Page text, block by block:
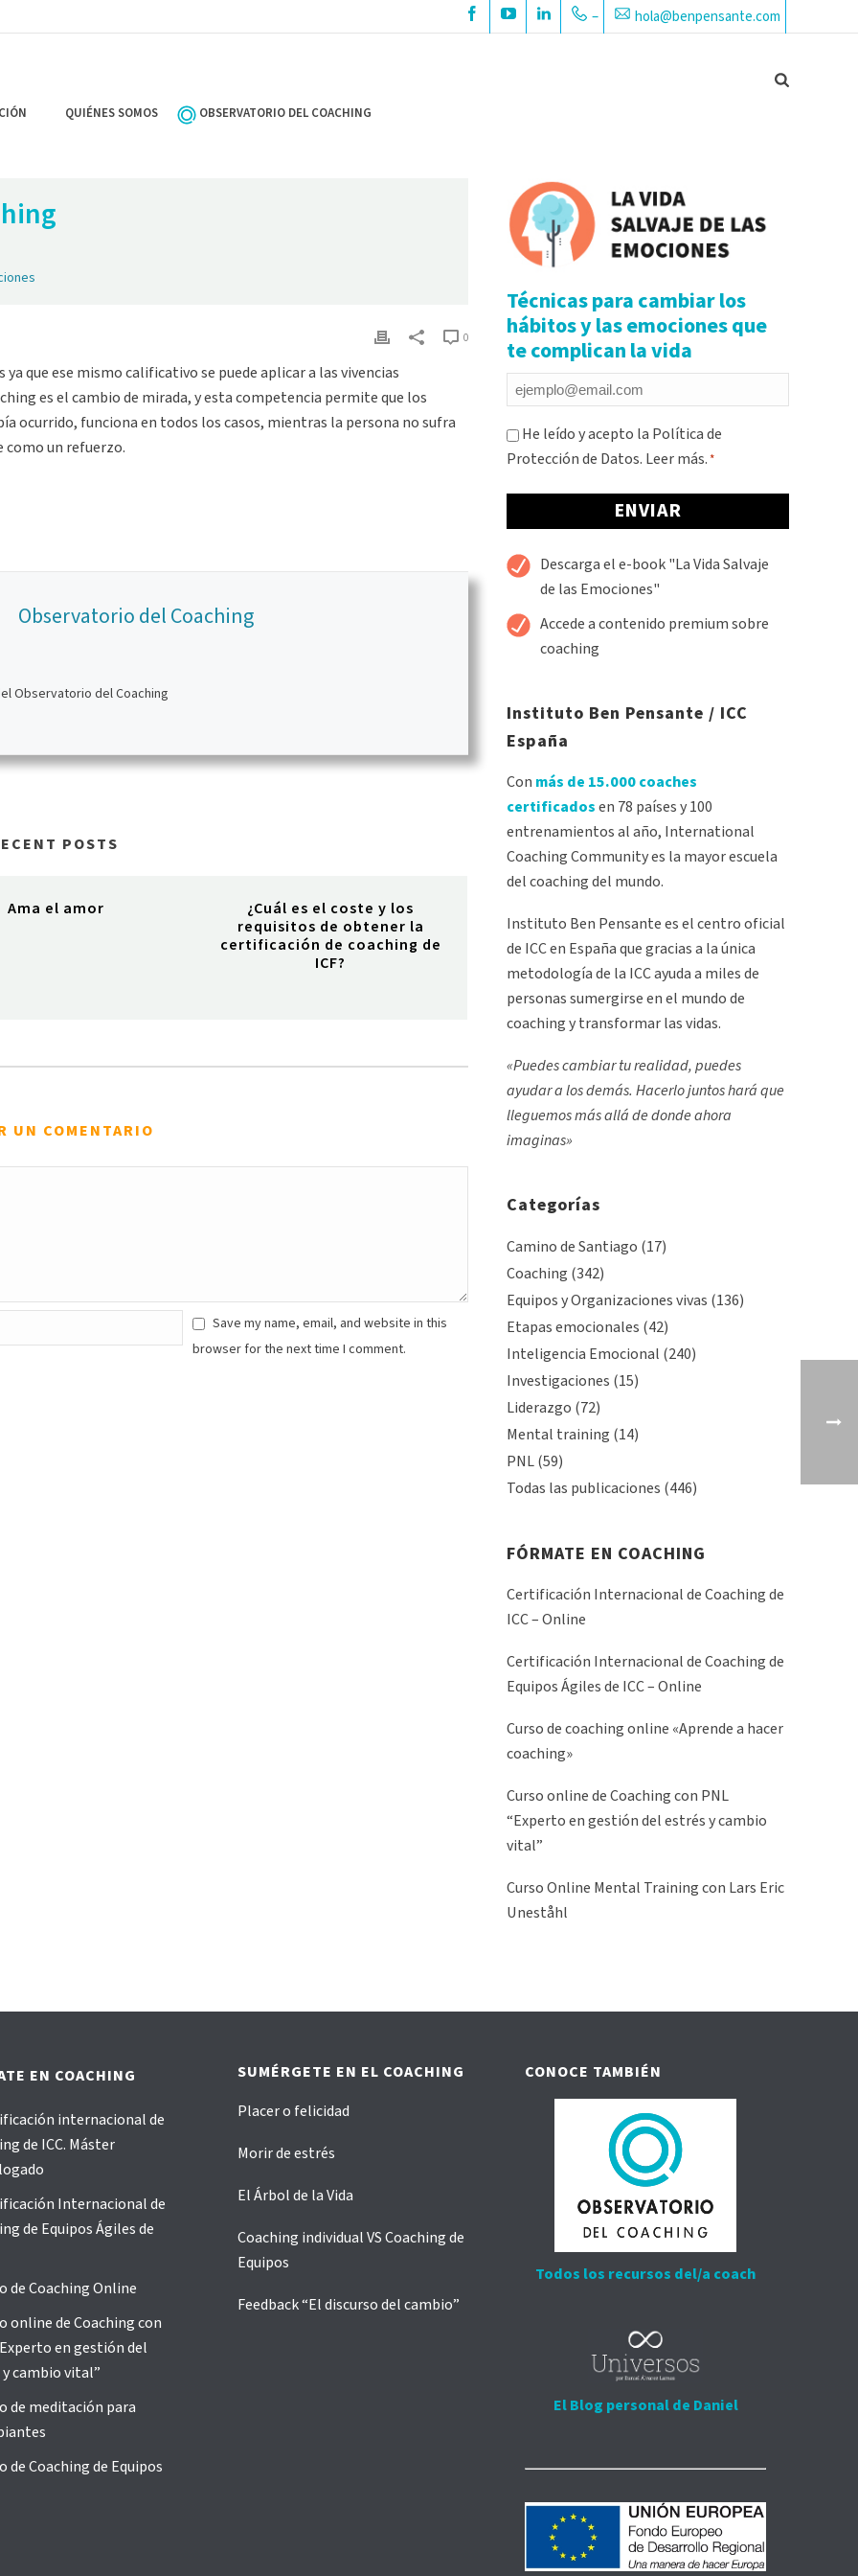
hola@benpensante.com
–
QUIÉNES SOMOS OBSERVATORIO DEL COACHING
0
que ese mismo calificativo se puede aplicar a las vivencias
es el cambio de mirada, y esta competencia permite que los
ocurrido, funciona en todos los casos, mientras la persona no sufra
como un refuerzo.
Observatorio del Coaching
Observatorio del Coaching
POSTS
Ama el amor
¿Cuál es el coste y los
requisitos de obtener la
certificación de coaching de
ICF?
UN COMENTARIO
Save my name, email, and website in this
browser for the next time I comment.
Técnicas para cambiar los
hábitos y las emociones que
te complican la vida
Email
*
Consentimiento
*
He leído y acepto la Política de
Protección de Datos. Leer más.*
Alternative:
Descarga el e-book "La Vida Salvaje
de las Emociones"
Accede a contenido premium sobre
coaching
Instituto Ben Pensante / ICC
España
Con más de 15.000 coaches
certificadosen 78 países y 100
entrenamientos al año, International
Coaching Community es la mayor escuela
del coaching del mundo.
Instituto Ben Pensante es el centro oficial
de ICC en España que gracias a la única
metodología de la ICC ayuda a miles de
personas sumergirse en el mundo de
coaching y transformar las vidas.
«Puedes cambiar tu realidad, puedes
ayudar a los demás. Hacerlo juntos hará que
lleguemos más allá de donde ahora
imaginas»
Categorías
Camino de Santiago (17)
Coaching (342)
Equipos y Organizaciones vivas (136)
Etapas emocionales (42)
Inteligencia Emocional (240)
Investigaciones (15)
Liderazgo (72)
Mental training (14)
PNL(59)
Todas las publicaciones (446)
FÓRMATE EN COACHING
Certificación Internacional de Coaching de
ICC – Online
Certificación Internacional de Coaching de
Equipos Ágiles de ICC – Online
Curso de coaching online «Aprende a hacer
coaching»
Curso online de Coaching con PNL
“Experto en gestión del estrés y cambio
vital”
Curso Online Mental Training con Lars Eric
Uneståhl
EN COACHING
internacional de
de ICC. Máster
Internacional de
de Equipos Ágiles de
de Coaching Online
online de Coaching con
en gestión del
cambio vital”
de meditación para
de Coaching de Equipos
SUMÉRGETE EN EL COACHING
Placer o felicidad
Morir de estrés
El Árbol de la Vida
Coaching individual VS Coaching de
Equipos
Feedback “El discurso del cambio”
CONOCE TAMBIÉN
Todos los recursos del/a coach
El Blog personal de Daniel